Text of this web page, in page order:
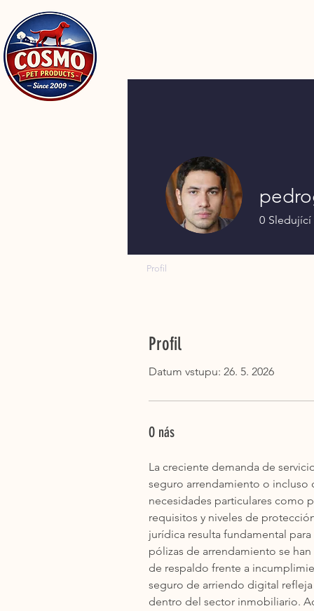
Profil
Datum vstupu: 26. 5. 2026
O nás
La creciente demanda de
seguro arrendamiento o incluso
necesidades particulares como
requisitos y niveles de
jurídica resulta fundamental
pólizas de arrendamiento se
de respaldo frente a
seguro de arriendo digital
dentro del sector inmobiliario.
0 Sledující
Profil